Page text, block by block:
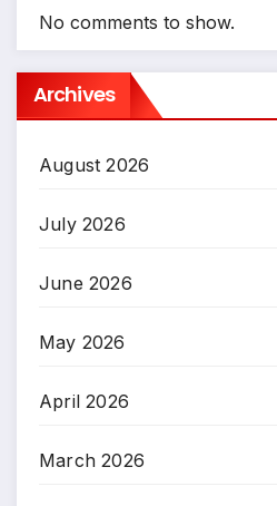
No comments to show.
Archives
August 2026
July 2026
June 2026
May 2026
April 2026
March 2026